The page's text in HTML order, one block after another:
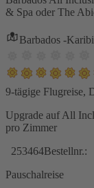
& Spa oder The
Barbados -
9-tägige Flugreise,
Upgrade auf All
pro Zimmer
253464Bestellnr.:
Pauschalreise